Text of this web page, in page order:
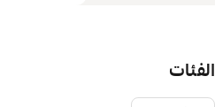
الفئات